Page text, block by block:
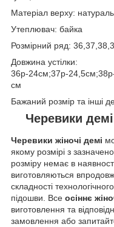
Матеріал верху:
Утеплювач: байка
Розмірний ряд:
Довжина устілки:
36р-24см;37р-
см
Бажаний розмір та інші
Черевики
Черевики жіночі демі
якому розмірі з
розміру немає в
виготовляються
складності
підошви. Все осіннє
виготовлення та
замовлення або